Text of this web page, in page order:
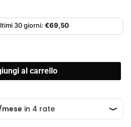
30 giorni: €69,50
al carrello